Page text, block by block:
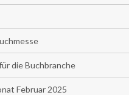
die Buchbranche
Februar 2025